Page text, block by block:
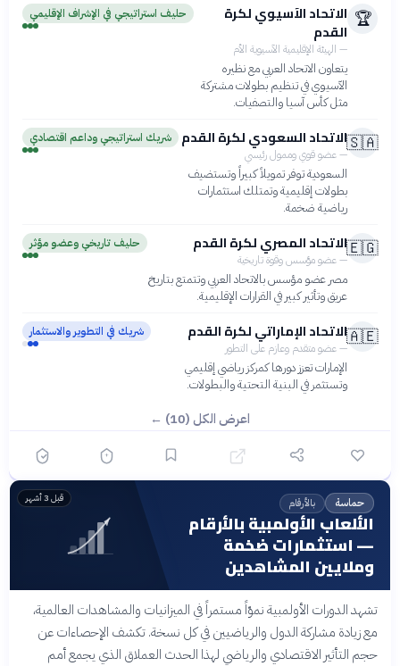
🏆 الاتحاد الآسيوي لكرة
القدم
— الهيئة الإقليمية الآسيوية الأم
يتعاون الاتحاد العربي مع نظيره
الآسيوي في تنظيم بطولات مشتركة
مثل كأس آسيا والتصفيات.
حليف استراتيجي في الإشراف الإقليمي
🇸🇦الاتحاد السعودي لكرة القدم
—عضو قوي وممول رئيسي
السعودية توفر تمويلاً كبيراً وتستضيف
بطولات إقليمية وتمتلك استثمارات
رياضية ضخمة.
شريك استراتيجي وداعم اقتصادي
🇪🇬الاتحاد المصري لكرة القدم
—عضو مؤسس وقوة تاريخية
مصر عضو مؤسس بالاتحاد العربي وتتمتع بتاريخ
عريق وتأثير كبير في القرارات الإقليمية.
حليف تاريخي وعضو مؤثر
🇦🇪الاتحاد الإماراتي لكرة القدم
—عضو متقدم وعازم على التطور
الإمارات تعزز دورها كمركز رياضي إقليمي
وتستثمر في البنية التحتية والبطولات.
شريك في التطوير والاستثمار
اعرض الكل (10) ←
حماسة بالأرقام
الألعاب الأولمبية بالأرقام
— استثمارات ضخمة
وملايين المشاهدين
قبل 3 أشهر
تشهد الدورات الأولمبية نموّاً مستمراً في الميزانيات والمشاهدات العالمية،
مع زيادة مشاركة الدول والرياضيين في كل نسخة. تكشف الإحصاءات عن
حجم التأثير الاقتصادي والرياضي لهذا الحدث العملاق الذي يجمع أمم